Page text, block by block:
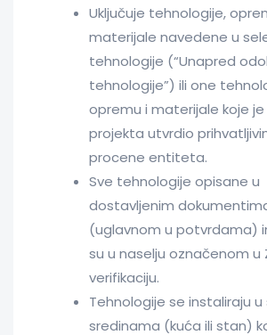
Uključuje tehnologije,
materijale navedene u
tehnologije (“Unapred
tehnologije”) ili one
opremu i materijale koje
projekta utvrdio
procene entiteta.
Sve tehnologije opisane u
dostavljenim
(uglavnom u potvrdama)
su u naselju označenom u
verifikaciju.
Tehnologije se instaliraju
sredinama (kuća ili stan)